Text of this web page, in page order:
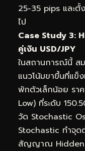
25-35 pips และ
ไป
Case Study 3:
คู่เงิน USD/JPY
ในสถานการณ์นี้ ส
แนวโน้มขาขึ้นที่แข็
พักตัวเล็กน้อย รา
Low) ที่ระดับ
วัด Stochastic
Stochastic ทำจุด
สัญญาณ Hidden